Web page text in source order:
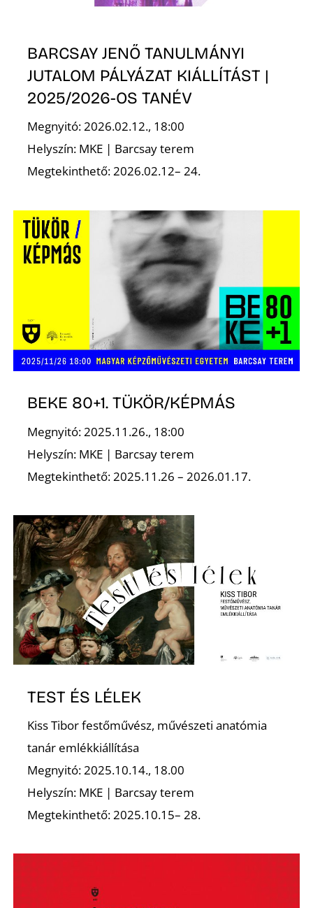
BARCSAY JENŐ TANULMÁNYI
JUTALOM PÁLYÁZAT KIÁLLÍTÁST |
2025/2026-OS TANÉV
Megnyitó: 2026.02.12., 18:00
Helyszín: MKE | Barcsay terem
Megtekinthető: 2026.02.12– 24.
BEKE 80+1. TÜKÖR/KÉPMÁS
Megnyitó: 2025.11.26., 18:00
Helyszín: MKE | Barcsay terem
Megtekinthető: 2025.11.26 – 2026.01.17.
TEST ÉS LÉLEK
Kiss Tibor festőművész, művészeti anatómia
tanár emlékkiállítása
Megnyitó: 2025.10.14., 18.00
Helyszín: MKE | Barcsay terem
Megtekinthető: 2025.10.15– 28.